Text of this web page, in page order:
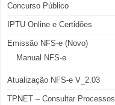
Concurso Público
IPTU Online e Certidões
Emissão NFS-e (Novo)
Manual NFS-e
Atualização NFS-e V_2.03
TPNET – Consultar Processos